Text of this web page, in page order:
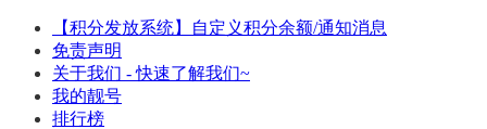
【积分发放系统】自定义积分余额/通知消息
免责声明
关于我们 - 快速了解我们~
我的靓号
排行榜